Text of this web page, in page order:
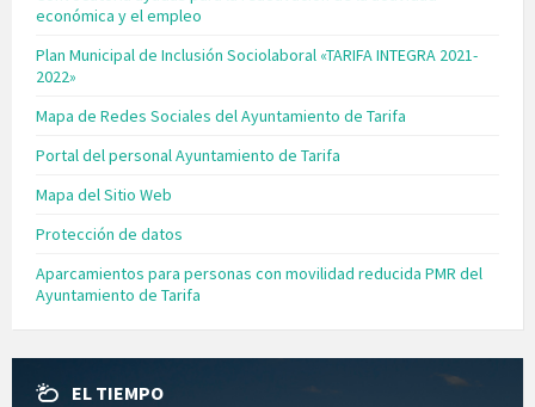
económica y el empleo
Plan Municipal de Inclusión Sociolaboral «TARIFA INTEGRA 2021-
2022»
Mapa de Redes Sociales del Ayuntamiento de Tarifa
Portal del personal Ayuntamiento de Tarifa
Mapa del Sitio Web
Protección de datos
Aparcamientos para personas con movilidad reducida PMR del
Ayuntamiento de Tarifa
EL TIEMPO